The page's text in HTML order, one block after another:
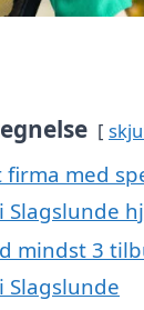
firma med
mindst 3